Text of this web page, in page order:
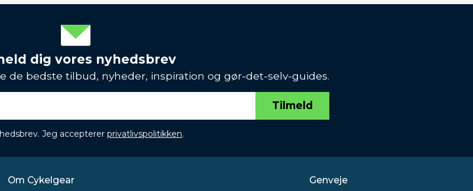
dig vores nyhedsbrev
bedste tilbud, nyheder, inspiration og gør-det-selv-guides.
Tilmeld
Jeg accepterer privatlivspolitikken.
Om Cykelgear
Genveje